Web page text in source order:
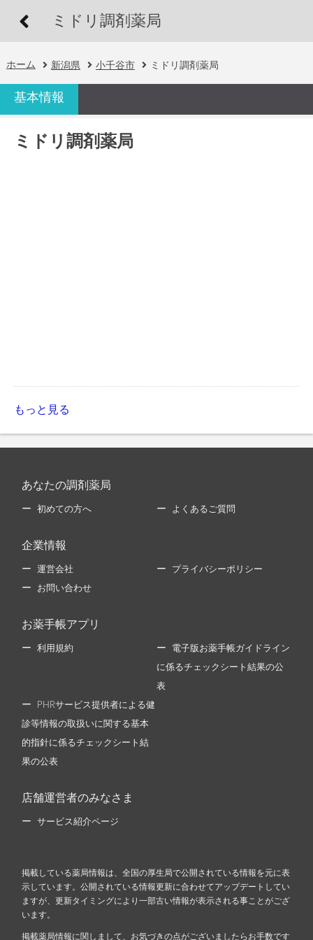
ミドリ調剤薬局
ホーム 新潟県 小千谷市 ミドリ調剤薬局
基本情報
ミドリ調剤薬局
もっと見る
あなたの調剤薬局
初めての方へ よくあるご質問
企業情報
運営会社 プライバシーポリシー
お問い合わせ
お薬手帳アプリ
利用規約 電子版お薬手帳ガイドライン
に係るチェックシート結果の公
表
PHRサービス提供者による健
診等情報の取扱いに関する基本
的指針に係るチェックシート結
果の公表
店舗運営者のみなさま
サービス紹介ページ
掲載している薬局情報は、全国の厚生局で公開されている情報を元に表
示しています。公開されている情報更新に合わせてアップデートしてい
ますが、更新タイミングにより一部古い情報が表示される事ことがござ
います。
掲載薬局情報に関しまして、お気づきの点がございましたらお手数です